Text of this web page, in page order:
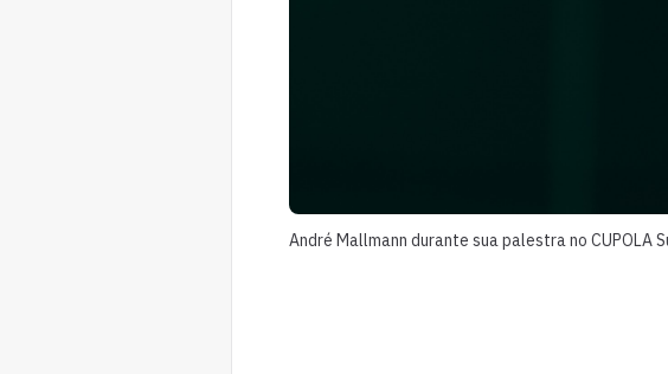
André Mallmann durante sua palestra no CUPOLA